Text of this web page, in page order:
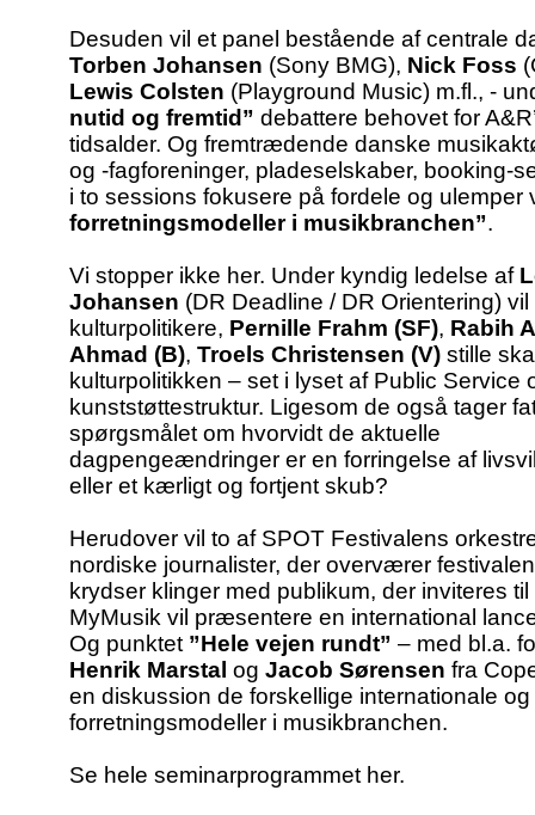
Desuden vil et panel bestående af centrale
Torben Johansen (Sony BMG), Nick Foss
Lewis Colsten (Playground Music) m.fl., -
nutid og fremtid” debattere behovet for
tidsalder. Og fremtrædende danske
og -fagforeninger, pladeselskaber, booking-
i to sessions fokusere på fordele og ulemper
forretningsmodeller i musikbranchen”.
Vi stopper ikke her. Under kyndig ledelse af
Johansen (DR Deadline / DR Orientering) vil
kulturpolitikere, Pernille Frahm (SF), Rabih
Ahmad (B), Troels Christensen (V)stille
kulturpolitikken – set i lyset af Public Service
kunststøttestruktur. Ligesom de også tager
spørgsmålet om hvorvidt de aktuelle
dagpengeændringer er en forringelse af
eller et kærligt og fortjent skub?
Herudover vil to af SPOT Festivalens
nordiske journalister, der overværer
krydser klinger med publikum, der inviteres
MyMusik vil præsentere en international
Og punktet ”Hele vejen rundt” – med bl.a.
Henrik Marstal og Jacob Sørensen fra
en diskussion de forskellige internationale
forretningsmodeller i musikbranchen.
Se hele seminarprogrammet her.